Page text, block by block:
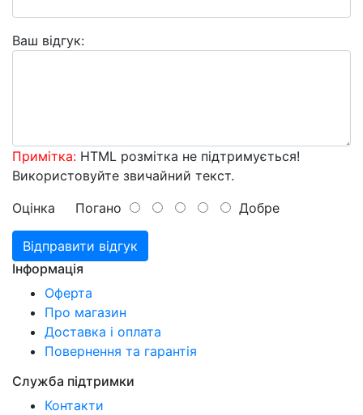
Ваш відгук:
Примітка: HTML розмітка не підтримується!
Використовуйте звичайний текст.
Оцінка Погано Добре
Відправити відгук
Інформація
Оферта
Про магазин
Доставка і оплата
Повернення та гарантія
Служба підтримки
Контакти